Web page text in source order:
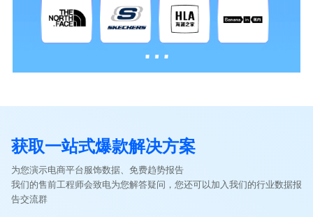
获取一站式爆款解决方案
为您演示电商平台服饰数据、免费趋势报告
我们的售前工程师会致电为您解答疑问，您还可以加入我们的行业数据报
告交流群